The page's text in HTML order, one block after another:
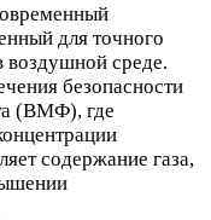
для точного
воздушной среде.
безопасности
(ВМФ), где
содержание газа,